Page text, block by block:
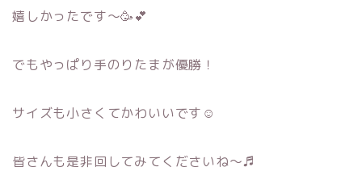
嬉しかったです～🥳💕
でもやっぱり手のりたまが優勝！
サイズも小さくてかわいいです☺
皆さんも是非回してみてくださいね～♬